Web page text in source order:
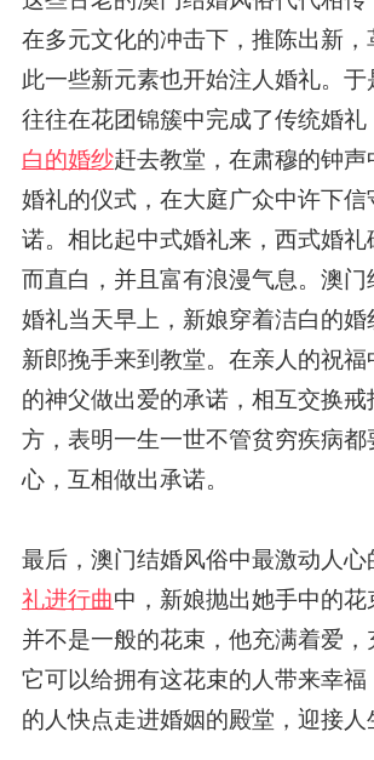
在多元文化的冲击下，推陈出新，
此一些新元素也开始注人婚礼。于
往往在花团锦簇中完成了传统婚礼
白的婚纱赶去教堂，在肃穆的钟声
婚礼的仪式，在大庭广众中许下信
诺。相比起中式婚礼来，西式婚礼
而直白，并且富有浪漫气息。澳门
婚礼当天早上，新娘穿着洁白的婚
新郎挽手来到教堂。在亲人的祝
的神父做出爱的承诺，相互交换戒
方，表明一生一世不管贫穷疾病都
心，互相做出承诺。
最后，澳门结婚风俗中最激动人心
礼进行曲中，新娘抛出她手中的花
并不是一般的花束，他充满着爱，
它可以给拥有这花束的人带来幸福
的人快点走进婚姻的殿堂，迎接人